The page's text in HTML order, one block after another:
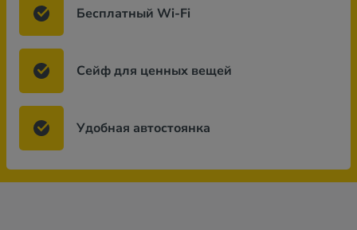
Бесплатный Wi-Fi
Сейф для ценных вещей
Удобная автостоянка